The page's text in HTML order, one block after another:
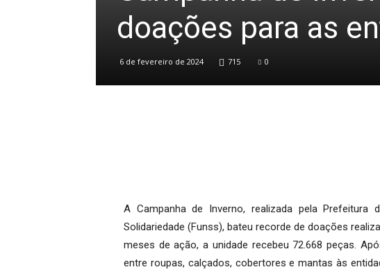
doações para as
6 de fevereiro de 2024 715 0
A Campanha de Inverno, realizada pela
Solidariedade (Funss), bateu recorde de doações
meses de ação, a unidade recebeu 72.668 peças.
entre roupas, calçados, cobertores e mantas às